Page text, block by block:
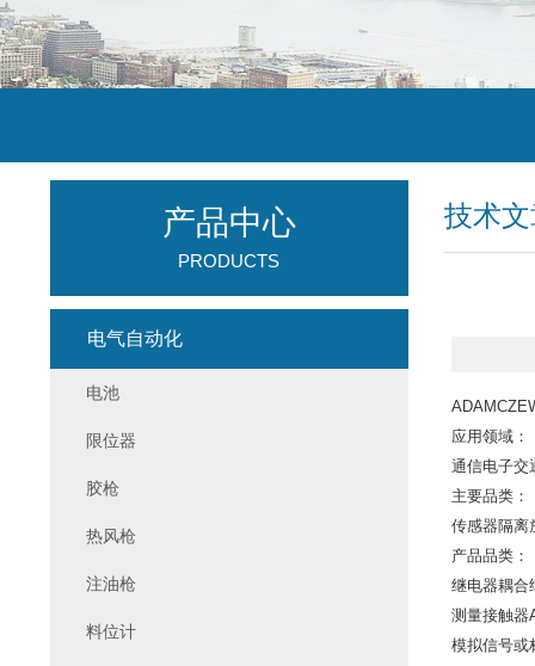
技术
应用领域：
通信电子交
主要品类：
传感器隔离
产品品类：
继电器耦合
测量接触器
模拟信号或
产品中心
PRODUCTS
电气自动化
电池
限位器
胶枪
热风枪
注油枪
料位计